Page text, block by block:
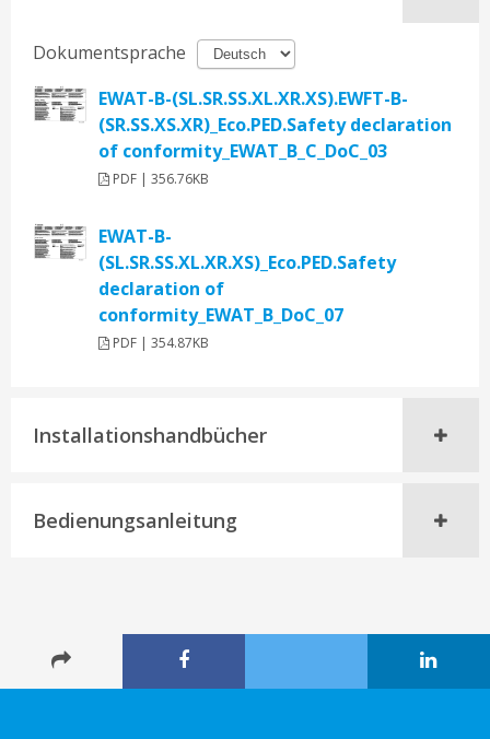
Dokumentsprache
EWAT-B-(SL.SR.SS.XL.XR.XS).EWFT-B-
(SR.SS.XS.XR)_Eco.PED.Safety declaration
of conformity_EWAT_B_C_DoC_03
PDF | 356.76KB
EWAT-B-
(SL.SR.SS.XL.XR.XS)_Eco.PED.Safety
declaration of
conformity_EWAT_B_DoC_07
PDF | 354.87KB
Installationshandbücher
Bedienungsanleitung